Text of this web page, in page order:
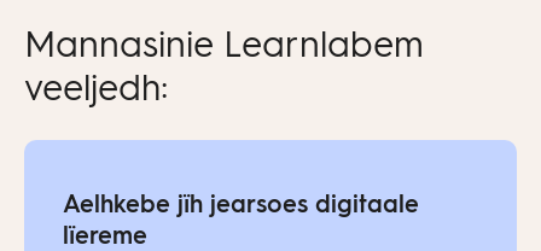
Mannasinie Learnlabem
veeljedh:
Aelhkebe jïh jearsoes digitaale
lïereme